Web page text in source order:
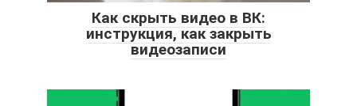
Как скрыть видео в ВК:
инструкция, как закрыть
видеозаписи